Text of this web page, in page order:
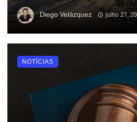
Diego Velázquez julho 27,
NOTÍCIAS